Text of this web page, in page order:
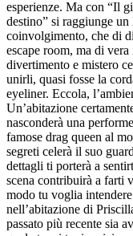
esperienze. Ma con “Il
destino” si raggiunge
coinvolgimento, che di
escape room, ma di
divertimento e mistero
unirli, quasi fosse la
eyeliner. Eccola,
Un’abitazione
nasconderà una
famose drag queen al
segreti celerà il suo
dettagli ti porterà a
scena contribuirà a farti
modo tu voglia
nell’abitazione di
passato più recente sia